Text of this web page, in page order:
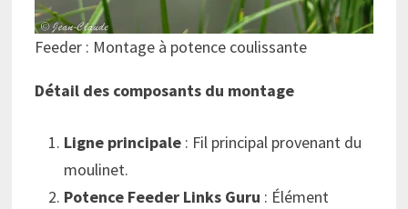
Feeder : Montage à potence coulissante
Détail des composants du montage
Ligne principale: Fil principal provenant du
moulinet.
Potence Feeder Links Guru : Élément